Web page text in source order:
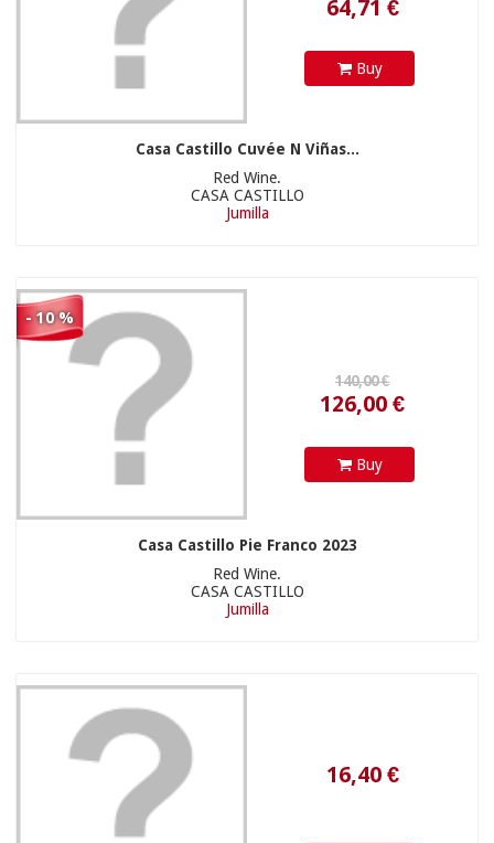
Buy
Casa Castillo Cuvée N Viñas...
Red Wine.
CASA CASTILLO
Jumilla
- 10 %
Buy
Casa Castillo Pie Franco 2023
Red Wine.
CASA CASTILLO
Jumilla